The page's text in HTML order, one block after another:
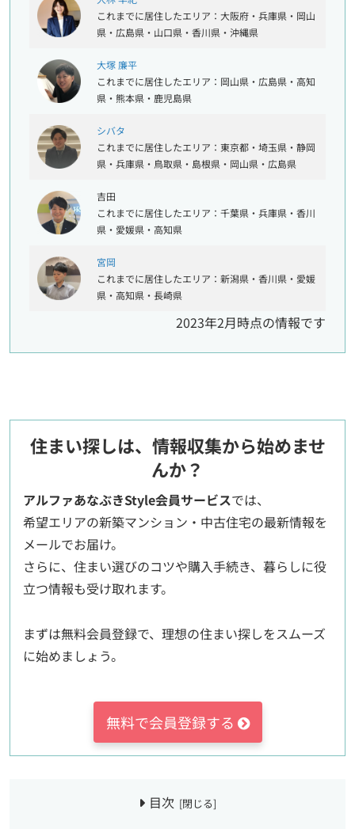
これまでに居住したエリア：大阪府・兵庫県・岡山
県・広島県・山口県・香川県・沖縄県
大塚 廉平
これまでに居住したエリア：岡山県・広島県・高知
県・熊本県・鹿児島県
シバタ
これまでに居住したエリア：東京都・埼玉県・静岡
県・兵庫県・鳥取県・島根県・岡山県・広島県
吉田
これまでに居住したエリア：千葉県・兵庫県・香川
県・愛媛県・高知県
宮岡
これまでに居住したエリア：新潟県・香川県・愛媛
県・高知県・長崎県
2023年2月時点の情報です
住まい探しは、情報収集から始めませ
んか？
アルファあなぶきStyle会員サービスでは、
希望エリアの新築マンション・中古住宅の最新情報を
メールでお届け。
さらに、住まい選びのコツや購入手続き、暮らしに役
立つ情報も受け取れます。
まずは無料会員登録で、理想の住まい探しをスムーズ
に始めましょう。
無料で会員登録する
目次